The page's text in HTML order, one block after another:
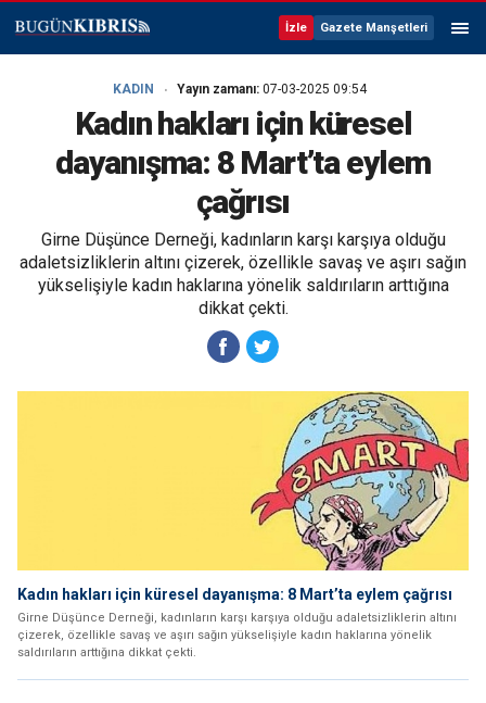
İzle Gazete Manşetleri
KADIN Yayın zamanı: 07-03-2025 09:54
Kadın hakları için küresel
dayanışma: 8 Mart’ta eylem
çağrısı
Girne Düşünce Derneği, kadınların karşı karşıya olduğu
adaletsizliklerin altını çizerek, özellikle savaş ve aşırı sağın
yükselişiyle kadın haklarına yönelik saldırıların arttığına
dikkat çekti.
Kadın hakları için küresel dayanışma: 8 Mart’ta eylem çağrısı
Girne Düşünce Derneği, kadınların karşı karşıya olduğu adaletsizliklerin altını
çizerek, özellikle savaş ve aşırı sağın yükselişiyle kadın haklarına yönelik
saldırıların arttığına dikkat çekti.